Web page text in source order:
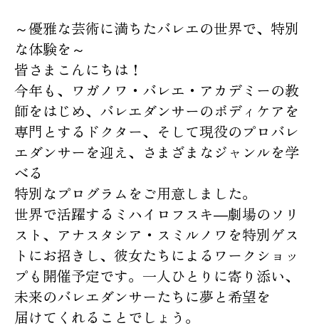
～優雅な芸術に満ちたバレエの世界で、特別
な体験を～
皆さまこんにちは！
今年も、ワガノワ・バレエ・アカデミーの教
師をはじめ、バレエダンサーのボディケアを
専門とするドクター、そして現役のプロバレ
エダンサーを迎え、さまざまなジャンルを学
べる
特別なプログラムをご用意しました。
世界で活躍するミハイロフスキ―劇場のソリ
スト、アナスタシア・スミルノワを特別ゲス
トにお招きし、彼女たちによるワークショッ
プも開催予定です。一人ひとりに寄り添い、
未来のバレエダンサーたちに夢と希望を
届けてくれることでしょう。